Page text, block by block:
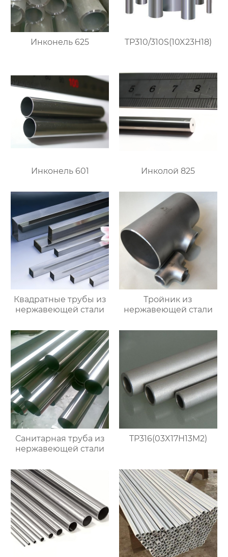
Инконель 625 TP310/310S(10X23H18)
Инконель 601 Инколой 825
Квадратные трубы из
нержавеющей стали
Тройник из
нержавеющей стали
Санитарная труба из
нержавеющей стали
TP316(03X17H13M2)